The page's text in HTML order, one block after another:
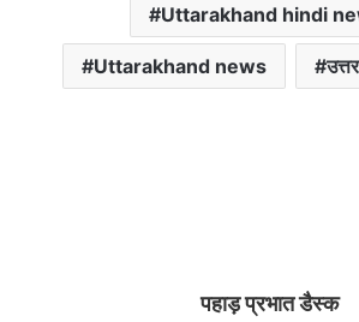
Uttarakhand hindi
Uttarakhand news
पहाड़ प्रभात डैस्क